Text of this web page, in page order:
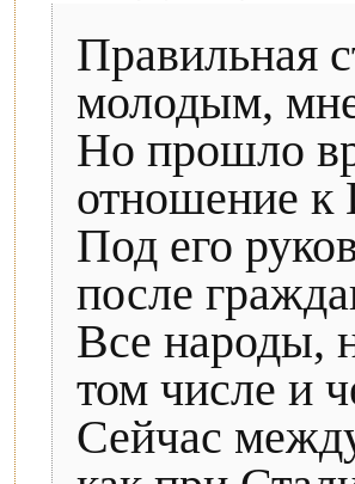
Правильная
молодым,
Но прошло
отношение к
Под его
после
Все народы,
том числе и
Сейчас